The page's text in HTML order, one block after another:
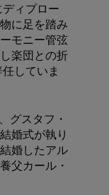
ィプロー
に足を踏み
モニー管弦
楽団との折
していま
グスタフ・
婚式が執り
婚したアル
父カール・